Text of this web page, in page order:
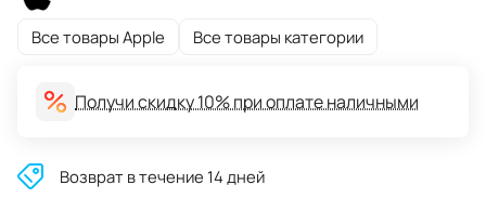
Все товары Apple Все товары категории
Получи скидку 10% при оплате наличными
Возврат в течение 14 дней